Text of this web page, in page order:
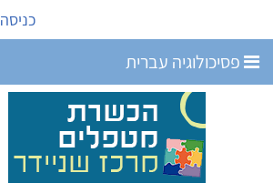
כניסה
פסיכולוגיה עברית